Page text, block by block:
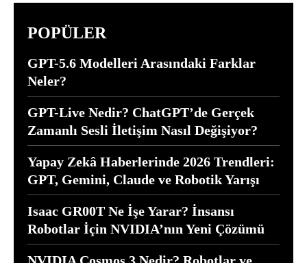
POPÜLER
GPT-5.6 Modelleri Arasındaki Farklar
Neler?
GPT-Live Nedir? ChatGPT’de Gerçek
Zamanlı Sesli İletişim Nasıl Değişiyor?
Yapay Zekâ Haberlerinde 2026 Trendleri:
GPT, Gemini, Claude ve Robotik Yarışı
Isaac GR00T Ne İşe Yarar? İnsansı
Robotlar İçin NVIDIA’nın Yeni Çözümü